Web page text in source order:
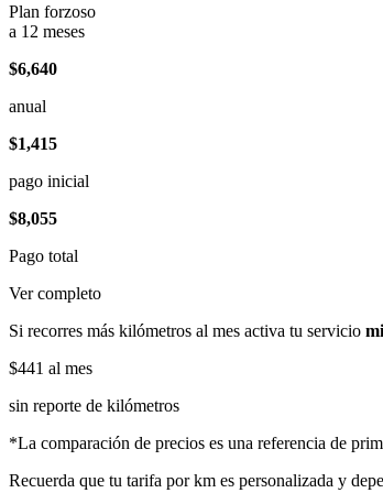
Plan forzoso
a 12 meses
$6,640
anual
$1,415
pago inicial
$8,055
Pago total
Ver completo
Si recorres más kilómetros al mes activa tu servicio
$441 al mes
sin reporte de kilómetros
*La comparación de precios es una referencia de
Recuerda que tu tarifa por km es personalizada y